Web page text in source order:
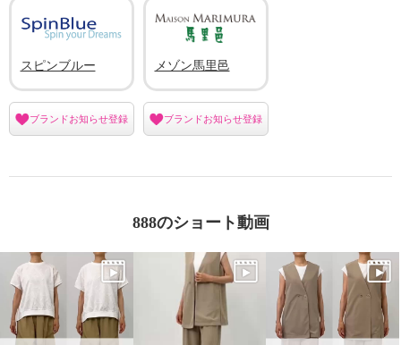
メゾン馬里邑 接触冷感 花柄チュ
ールレース切替 ハイストレッチ
ポンチローマ プルオーバー
パールベージュ Ｓ
¥0
メゾン馬里邑 接触冷感 花柄チュ
ールレース切替 ハイストレッチ
ポンチローマ プルオーバー
パールベージュ Ｍ
¥0
スピンブルー
ブランドお知らせ登録
メゾン馬里邑
ブランドお知らせ登録
888のショート動画